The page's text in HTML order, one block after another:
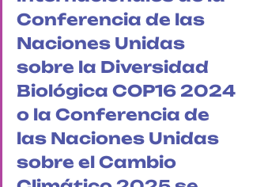
Conferencia de las
Naciones Unidas
sobre la Diversidad
Biológica COP16 2024
o la Conferencia de
las Naciones Unidas
sobre el Cambio